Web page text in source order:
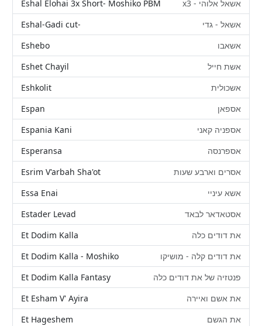
Eshal Elohai 3x Short- Moshiko PBM
אשאל אלוהי - x3
Eshal-Gadi cut-
אשאל - גדי
Eshebo
אשאבו
Eshet Chayil
אשת חייל
Eshkolit
אשכולית
Espan
אספאן
Espania Kani
אספניה קאני
Esperansa
אספרנסה
Esrim V'arbah Sha'ot
אסרים וארבע שעות
Essa Enai
אשא עיניי
Estader Levad
אסטאדאר לבאד
Et Dodim Kalla
את דודים כלה
Et Dodim Kalla - Moshiko
את דודים קלה - מושיקו
Et Dodim Kalla Fantasy
פנטזיה של את דודים כלה
Et Esham V' Ayira
את אשם ואיירה
Et Hageshem
את הגשם